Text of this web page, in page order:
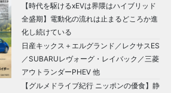
【時代を駆けるxEVは界隈はハイブリッド
全盛期】電動化の流れは止まるどころか進
化し続けている
日産キックス＋エルグランド／レクサスES
／SUBARUレヴォーグ・レイバック／三菱
アウトランダーPHEV 他
【グルメドライブ紀行 ニッポンの優食】静